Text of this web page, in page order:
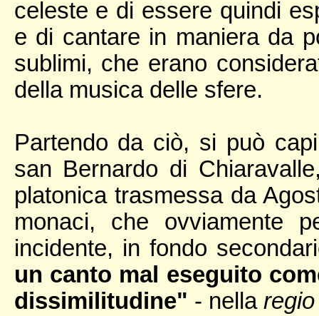
celeste e di essere quindi
e di cantare in maniera da
sublimi, che erano
della musica delle sfere.
Partendo da ciò, si può
san Bernardo di
platonica trasmessa da
monaci, che ovviamente
incidente, in fondo
un canto mal eseguito
dissimilitudine" - nella